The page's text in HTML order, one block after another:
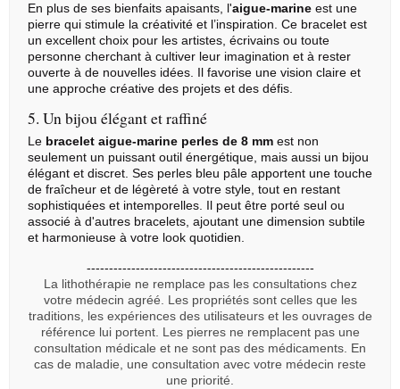
En plus de ses bienfaits apaisants, l'aigue-marine est une
pierre qui stimule la créativité et l’inspiration. Ce bracelet est
un excellent choix pour les artistes, écrivains ou toute
personne cherchant à cultiver leur imagination et à rester
ouverte à de nouvelles idées. Il favorise une vision claire et
une approche créative des projets et des défis.
5. Un bijou élégant et raffiné
Le bracelet aigue-marine perles de 8 mm est non
seulement un puissant outil énergétique, mais aussi un bijou
élégant et discret. Ses perles bleu pâle apportent une touche
de fraîcheur et de légèreté à votre style, tout en restant
sophistiquées et intemporelles. Il peut être porté seul ou
associé à d'autres bracelets, ajoutant une dimension subtile
et harmonieuse à votre look quotidien.
---------------------------------------------------
La lithothérapie ne remplace pas les consultations chez
votre médecin agréé. Les propriétés sont celles que les
traditions, les expériences des utilisateurs et les ouvrages de
référence lui portent. Les pierres ne remplacent pas une
consultation médicale et ne sont pas des médicaments. En
cas de maladie, une consultation avec votre médecin reste
une priorité.